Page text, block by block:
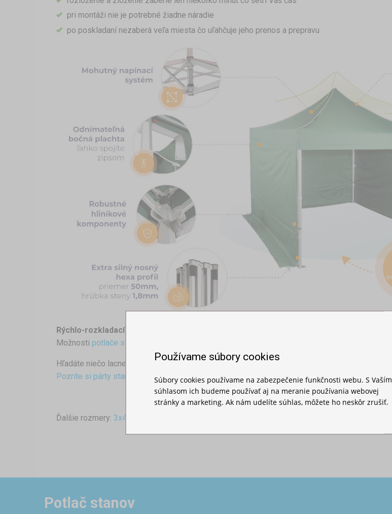
pri montáži nie je potrebné žiadne náradie
po poskladaní nezaberá veľa miesta čo uľahčuje jeho prenos a prepravu
Rýchlo-rozkladací párty stan s vašim logom?
Možnosti potlače stanov
Hľadáte niečo lacnejšie?
Pozrite si párty stan 3x3 s oceľovou konštrukciou
Ďalšie rozmery: 3x4,5
Potlač stanov
Používame súbory cookies
Súbory cookies používame na zabezpečenie funkčnosti webu. S Vaším
súhlasom ich budeme používať aj na meranie používania webovej
stránky a marketing. Ak nám udelíte súhlas, môžete ho neskôr zrušiť.